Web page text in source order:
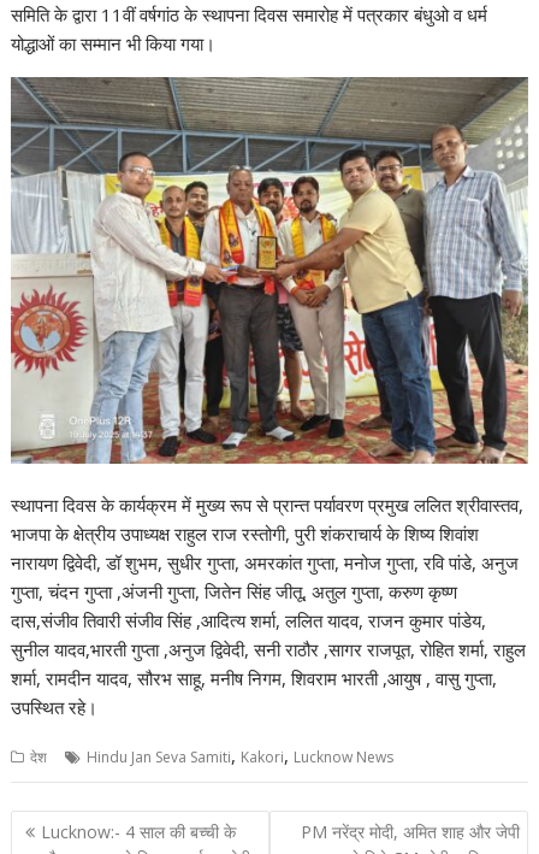
समिति के द्वारा 11वीं वर्षगांठ के स्थापना दिवस समारोह में पत्रकार बंधुओ व धर्म
योद्धाओं का सम्मान भी किया गया।
स्थापना दिवस के कार्यक्रम में मुख्य रूप से प्रान्त पर्यावरण प्रमुख ललित श्रीवास्तव,
भाजपा के क्षेत्रीय उपाध्यक्ष राहुल राज रस्तोगी, पुरी शंकराचार्य के शिष्य शिवांश
नारायण द्विवेदी, डॉ शुभम, सुधीर गुप्ता, अमरकांत गुप्ता, मनोज गुप्ता, रवि पांडे, अनुज
गुप्ता, चंदन गुप्ता ,अंजनी गुप्ता, जितेन सिंह जीतू, अतुल गुप्ता, करुण कृष्ण
दास,संजीव तिवारी संजीव सिंह ,आदित्य शर्मा, ललित यादव, राजन कुमार पांडेय,
सुनील यादव,भारती गुप्ता ,अनुज द्विवेदी, सनी राठौर ,सागर राजपूत, रोहित शर्मा, राहुल
शर्मा, रामदीन यादव, सौरभ साहू, मनीष निगम, शिवराम भारती ,आयुष , वासु गुप्ता,
उपस्थित रहे।
देश Hindu Jan Seva Samiti, Kakori, Lucknow News
Post
Lucknow:- 4 साल की बच्ची के
PM नरेंद्र मोदी, अमित शाह और जेपी